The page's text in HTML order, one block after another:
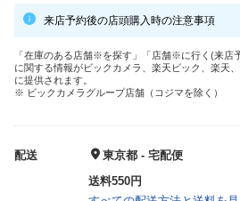
来店予約後の店頭購入時の注意事項
「在庫のある店舗※を探す」「店舗※に行く(来店
に関する情報がビックカメラ、楽天ビック、楽天
に提供されます。
※ ビックカメラグループ店舗（コジマを除く）
配送
東京都 - 宅配便
送料550円